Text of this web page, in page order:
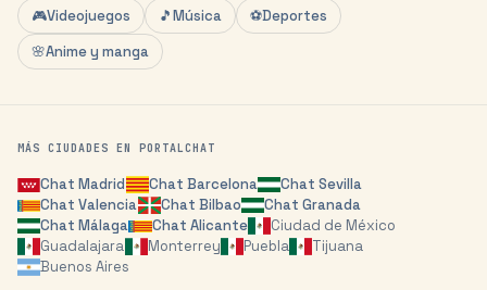
🎮Videojuegos 🎵Música ⚽Deportes
🌸Anime y manga
MÁS CIUDADES EN PORTALCHAT
ChatMadrid Chat Barcelona Chat Sevilla
ChatValencia Chat Bilbao Chat Granada
ChatMálaga Chat Alicante
Ciudad de México
Guadalajara
Monterrey Puebla
Tijuana
Buenos Aires